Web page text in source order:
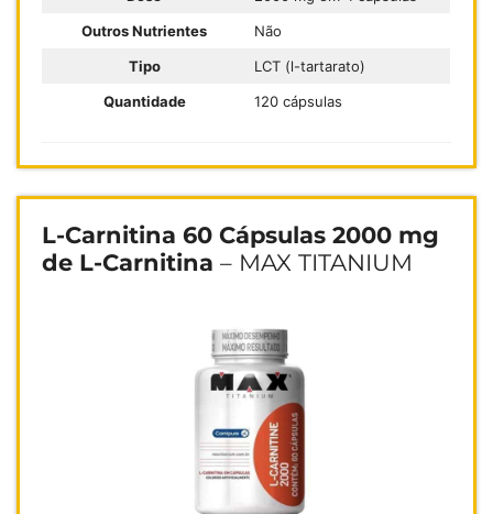
Outros Nutrientes
Não
Tipo
LCT (l-tartarato)
Quantidade
120 cápsulas
L-Carnitina 60 Cápsulas 2000 mg
de L-Carnitina – MAX TITANIUM